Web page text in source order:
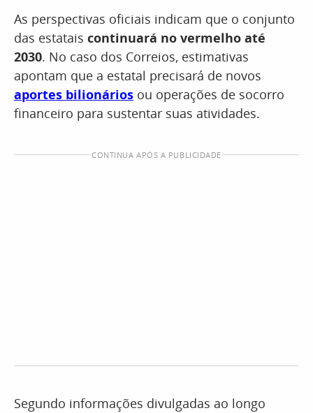
As perspectivas oficiais indicam que o conjunto
das estatais continuará no vermelho até
2030. No caso dos Correios, estimativas
apontam que a estatal precisará de novos
aportes bilionários ou operações de socorro
financeiro para sustentar suas atividades.
CONTINUA APÓS A PUBLICIDADE
Segundo informações divulgadas ao longo